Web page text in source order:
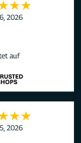
2026
auf
2026